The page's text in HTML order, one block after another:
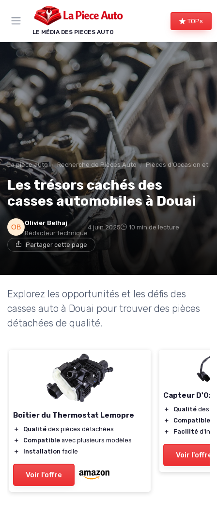
LE MÉDIA DES PIECES AUTO
TOPs
La piece auto Recherche de Pièces Auto Pièces d'Occasion et
Les trésors cachés des
casses automobiles à Douai
Olivier Belhaj
Rédacteur technique
4 juin 2025 10 min de lecture
Partager cette page
Explorez les opportunités et les défis des
casses auto à Douai pour trouver des pièces
détachées de qualité.
Boîtier du Thermostat Lemopre
＋ Qualité des pièces détachées
＋
Compatible avec plusieurs modèles
＋
Installation facile
Voir l'offre
Capteur
＋ Qualité des
＋
Compatible
＋
Facilité
Voir l'offre
Panneau de gestion des cookies